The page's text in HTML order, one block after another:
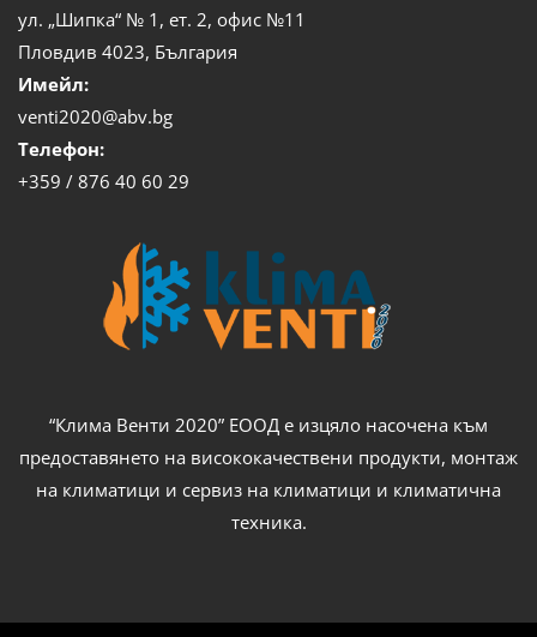
ул. „Шипка“ № 1, ет. 2, офис №11
Пловдив 4023, България
Имейл:
venti2020@abv.bg
Телефон:
+359 / 876 40 60 29
“Клима Венти 2020” ЕООД е изцяло насочена към
предоставянето на висококачествени продукти, монтаж
на климатици и сервиз на климатици и климатична
техника.